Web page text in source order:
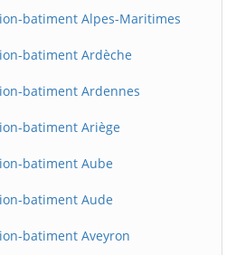
batiment Alpes-Maritimes
batiment Ardèche
batiment Ardennes
batiment Ariège
batiment Aube
batiment Aude
batiment Aveyron